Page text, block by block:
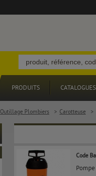
PRODUITS CATALOGUES
Outillage Plombiers > Carotteuse >
Code